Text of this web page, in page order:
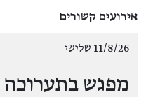
אירועים קשורים
11/8/26 שלישי
מפגש בתערוכה